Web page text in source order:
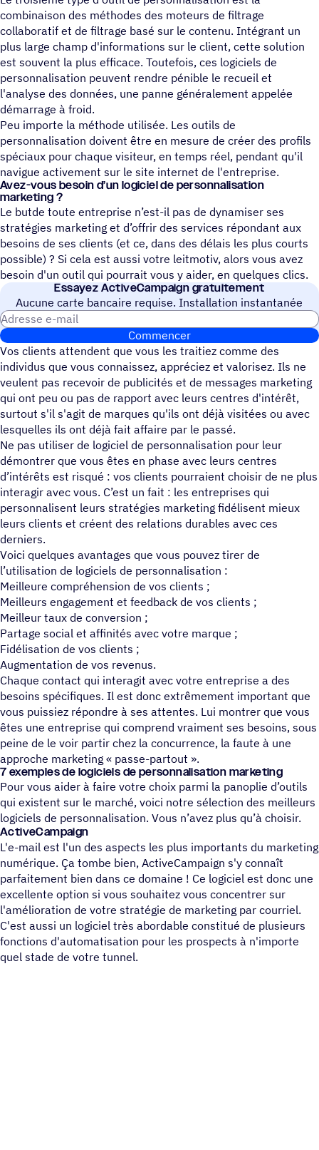
combinaison des méthodes des moteurs de filtrage
collaboratif et de filtrage basé sur le contenu. Intégrant un
plus large champ d'informations sur le client, cette solution
est souvent la plus efficace. Toutefois, ces logiciels de
personnalisation peuvent rendre pénible le recueil et
l'analyse des données, une panne généralement appelée
démarrage à froid.
Peu importe la méthode utilisée. Les outils de
personnalisation doivent être en mesure de créer des profils
spéciaux pour chaque visiteur, en temps réel, pendant qu'il
navigue activement sur le site internet de l'entreprise.
Avez-vous besoin d’un logi­ciel de personnalisation
marketing ?
Le butde toute entreprise n’est-il pas de dynamiser ses
stratégies marketing et d’offrir des services répondant aux
besoins de ses clients (et ce, dans des délais les plus courts
possible) ? Si cela est aussi votre leitmotiv, alors vous avez
besoin d'un outil qui pourrait vous y aider, en quelques clics.
Essayez ActiveCampaign gratuitement
Aucune carte bancaire requise. Installation instantanée
Commencer
Vos clients attendent que vous les traitiez comme des
individus que vous connaissez, appréciez et valorisez. Ils ne
veulent pas recevoir de publicités et de messages marketing
qui ont peu ou pas de rapport avec leurs centres d'intérêt,
surtout s'il s'agit de marques qu'ils ont déjà visitées ou avec
lesquelles ils ont déjà fait affaire par le passé.
Ne pas utiliser de logiciel de personnalisation pour leur
démontrer que vous êtes en phase avec leurs centres
d’intérêts est risqué : vos clients pourraient choisir de ne plus
interagir avec vous. C’est un fait : les entreprises qui
personnalisent leurs stratégies marketing fidélisent mieux
leurs clients et créent des relations durables avec ces
derniers.
Voici quelques avantages que vous pouvez tirer de
l’utilisation de logiciels de personnalisation :
Meilleure compréhension de vos clients ;
Meilleurs engagement et feedback de vos clients ;
Meilleur taux de conversion ;
Partage social et affinités avec votre marque ;
Fidélisation de vos clients ;
Augmentation de vos revenus.
Chaque contact qui interagit avec votre entreprise a des
besoins spécifiques. Il est donc extrêmement important que
vous puissiez répondre à ses attentes. Lui montrer que vous
êtes une entreprise qui comprend vraiment ses besoins, sous
peine de le voir partir chez la concurrence, la faute à une
approche marketing « passe-partout ».
7 exemples de logi­ciels de personnalisation marketing
Pour vous aider à faire votre choix parmi la panoplie d’outils
qui existent sur le marché, voici notre sélection des meilleurs
logiciels de personnalisation. Vous n’avez plus qu’à choisir.
ActiveCampaign
L'e-mail est l'un des aspects les plus importants du marketing
numérique. Ça tombe bien, ActiveCampaign s'y connaît
parfaitement bien dans ce domaine ! Ce logiciel est donc une
excellente option si vous souhaitez vous concentrer sur
l'amélioration de votre stratégie de marketing par courriel.
C'est aussi un logiciel très abordable constitué de plusieurs
fonctions d'automatisation pour les prospects à n'importe
quel stade de votre tunnel.